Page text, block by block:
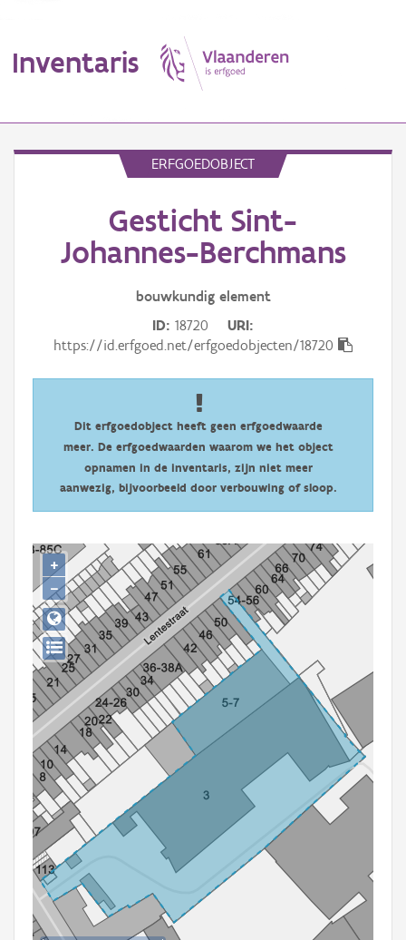
Inventaris
Aanduidingsobject
Gebeurtenis
Downloads
Hergebruik
ERFGOEDOBJECT
Gesticht Sint-
Johannes-Berchmans
bouwkundig element
ID 18720
URI
https://id.erfgoed.net/erfgoedobjecten/18720
Dit erfgoedobject heeft geen erfgoedwaarde
meer. De erfgoedwaarden waarom we het object
opnamen in de inventaris, zijn niet meer
aanwezig, bijvoorbeeld door verbouwing of sloop.
+
−